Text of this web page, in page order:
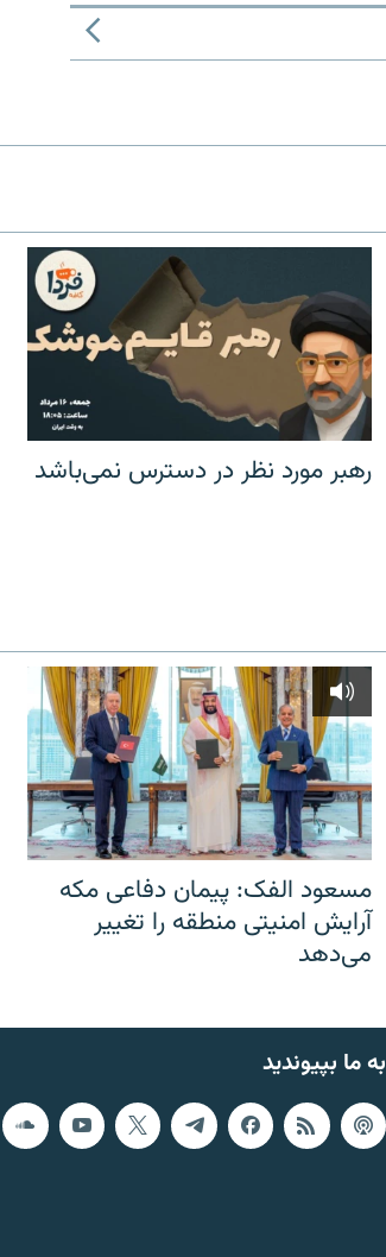
رهبر مورد نظر در دسترس نمی‌باشد
مسعود الفک: پیمان دفاعی مکه
آرایش امنیتی منطقه را تغییر
می‌دهد
به ما بپیوندید